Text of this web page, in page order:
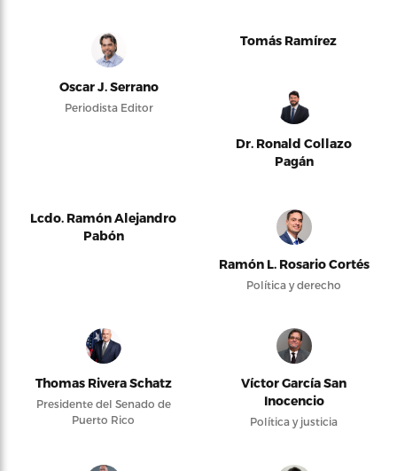
Oscar J. Serrano
Periodista Editor
Tomás Ramírez
Dr. Ronald Collazo
Pagán
Lcdo. Ramón Alejandro
Pabón
Ramón L. Rosario Cortés
Política y derecho
Thomas Rivera Schatz
Presidente del Senado de
Puerto Rico
Víctor García San
Inocencio
Política y justicia